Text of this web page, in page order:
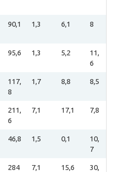
90,1 1,3 6,1 8
95,6 1,3 5,2
11,
6
117,
8
1,7 8,8 8,5
211,
6
7,1 17,1 7,8
46,8 1,5 0,1
10,
7
284 7,1 15,6
30,